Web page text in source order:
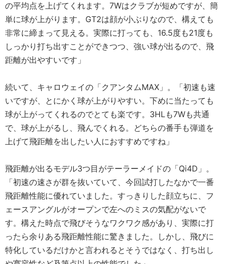
の平均点を上げてくれます。7Wはクラブが短めですが、簡
単に球が上がります。GT2は顔が小ぶりなので、構えても
非常に締まって見える。実際に打っても、16.5度も21度も
しっかり打ち出すことができつつ、強い球が出るので、飛
距離が出やすいです」
続いて、キャロウェイの「クアンタムMAX」。「初速も速
いですが、とにかく球が上がりやすい。下めに当たっても
球が上がってくれるのでとても楽です。3HLも7Wも共通
で、球が上がるし、飛んでくれる。どちらの番手も弾道を
上げて飛距離を出したい人におすすめですね」
飛距離が出るモデル3つ目がテーラーメイドの「Qi4D」。
「初速の速さが群を抜いていて、今回試打したなかで一番
飛距離性能に優れていました。すっきりした顔立ちに、フ
ェースアングルがオープンで左へのミスの気配がないで
す。構えた時点で飛びそうなワクワク感があり、実際に打
ったら余りある飛距離性能に驚きました。しかし、飛びに
特化しているだけかと言われるとそうではなく、打ち出し